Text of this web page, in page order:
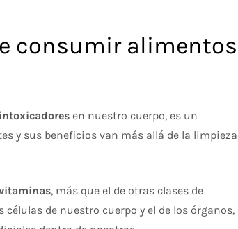
consumir alimentos
en nuestro cuerpo, es un
y sus beneficios van más allá de la limpieza
, más que el de otras clases de
de nuestro cuerpo y el de los órganos,